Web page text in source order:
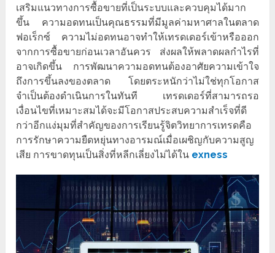
เสริมแนวทางการซื้อขายที่เป็นระบบและควบคุมได้มาก
ขึ้น ความอดทนเป็นคุณธรรมที่มีมูลค่ามหาศาลในตลาด
ฟอเร็กซ์ ความไม่อดทนอาจทำให้เทรดเดอร์เข้าหรือออก
จากการซื้อขายก่อนเวลาอันควร ส่งผลให้พลาดผลกำไรที่
อาจเกิดขึ้น การพัฒนาความอดทนต้องอาศัยความเข้าใจ
ถึงการขึ้นลงของตลาด โดยตระหนักว่าไม่ใช่ทุกโอกาส
จำเป็นต้องดำเนินการในทันที เทรดเดอร์ที่สามารถรอ
เงื่อนไขที่เหมาะสมได้จะมีโอกาสประสบความสำเร็จที่ดี
กว่าอีกแง่มุมที่สำคัญของการเรียนรู้จิตวิทยาการเทรดคือ
การรักษาความยืดหยุ่นทางอารมณ์เมื่อเผชิญกับความสูญ
เสีย การขาดทุนเป็นสิ่งที่หลีกเลี่ยงไม่ได้ใน exness